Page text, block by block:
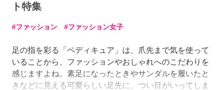
ト特集
ファッション ファッション女子
足の指を彩る「ペディキュア」は、爪先まで気を使って
いることから、ファッションやおしゃれへのこだわりを
感じますよね。素足になったときやサンダルを履いたと
きなどに見える可愛らしい足先に、つい目がいってしま